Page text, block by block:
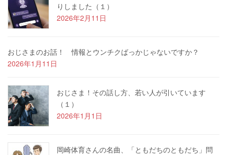
りしました（１）
2026年2月11日
おじさまのお話！ 情報とウンチクばっかじゃないですか？
2026年1月11日
おじさま！その話し方、若い人が引いています
（１）
2026年1月1日
岡崎体育さんの名曲、「ともだちのともだち」問